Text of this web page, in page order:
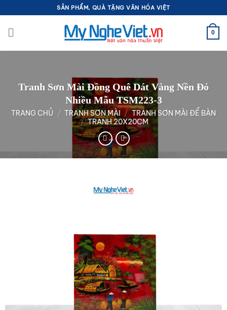
qua
nội
SẢN PHẨM, QUÀ TẶNG VĂN HÓA VIỆT
0
Tranh Sơn Mài Đồng Quê Dát Vàng Nền Đỏ
Nhiều Mẫu TSM223-3
TRANG CHỦ / TRANH SƠN MÀI / TRANH SƠN MÀI ĐỂ BÀN
/ TRANH 20X20CM